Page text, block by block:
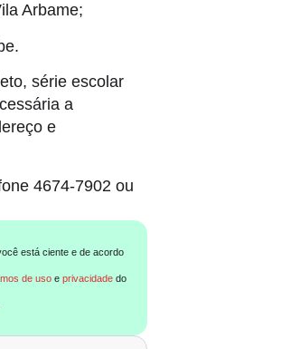
Arbame;
série escolar
a
e
4674-7902 ou
está ciente e de acordo
de uso eprivacidade do